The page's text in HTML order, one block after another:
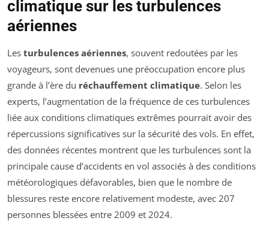
climatique sur les turbulences
aériennes
Les turbulences aériennes, souvent redoutées par les
voyageurs, sont devenues une préoccupation encore plus
grande à l’ère du réchauffement climatique. Selon les
experts, l’augmentation de la fréquence de ces turbulences
liée aux conditions climatiques extrêmes pourrait avoir des
répercussions significatives sur la sécurité des vols. En effet,
des données récentes montrent que les turbulences sont la
principale cause d’accidents en vol associés à des conditions
météorologiques défavorables, bien que le nombre de
blessures reste encore relativement modeste, avec 207
personnes blessées entre 2009 et 2024.